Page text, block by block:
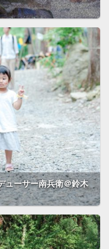
ーサー南兵衛＠鈴木